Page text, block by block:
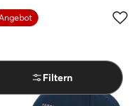
Filtern